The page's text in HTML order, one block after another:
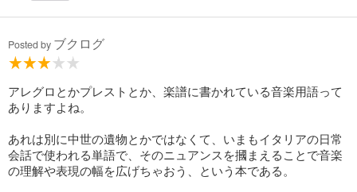
Posted by ブクログ
アレグロとかプレストとか、楽譜に書かれている音楽用語って
ありますよね。
あれは別に中世の遺物とかではなくて、いまもイタリアの日常
会話で使われる単語で、そのニュアンスを摑まえることで音楽
の理解や表現の幅を広げちゃおう、という本である。